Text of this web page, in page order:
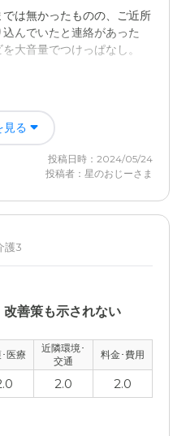
は無かったものの、ご近所
んでいたと連絡があった
大音量でつけっぱなし。
、すぐに行かなくて済んだ
回来てもらっていました
と。
しました。
囲気について
く解りませんが、スタッフ
できた入居者もいたようで
て
もに綺麗です。金銭の問題
じです。
見る
投稿日時：2024/05/24
投稿者：星のおじーさま
護3
善策も示されない
医療
近隣環境･
交通
料金･費用
2.0 2.0